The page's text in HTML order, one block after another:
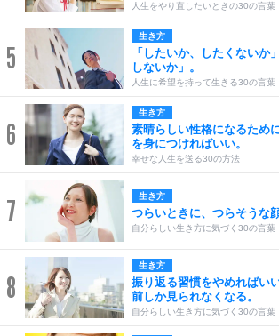
人生をやり直したいときの30の言葉
5
生き方
「したいか、したくないか
しないか」。
人生に希望を持って生きる30の言葉
6
生き方
素晴らしい性格になるため
を身につければいい。
幸せな人生を送る30の方法
7 生き方
つらいときに、つらそうな
自分らしい生き方に気づく30の言葉
8
生き方
振り返る習慣をやめればいい
前しか見られなくなる。
自分らしい生き方に気づく30の言葉